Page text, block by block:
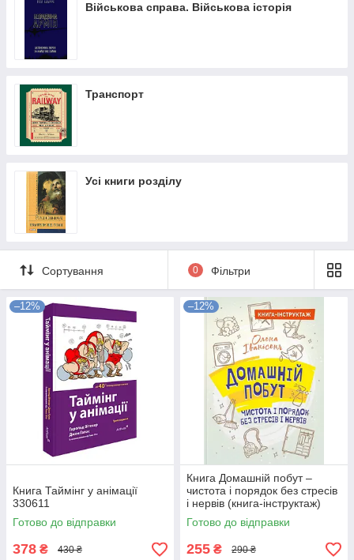
Військова справа. Військова історія
Транспорт
Усі книги розділу
Сортування 0 Фільтри
–12%
Книга Таймінг у анімації
330611
Готово до відправки
378 ₴ 430 ₴
–12%
Книга Домашній побут –
чистота і порядок без стресів
і нервів (книга-інструктаж)
312435
Готово до відправки
255 ₴ 290 ₴